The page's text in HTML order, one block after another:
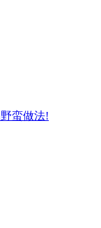
蛮做法!